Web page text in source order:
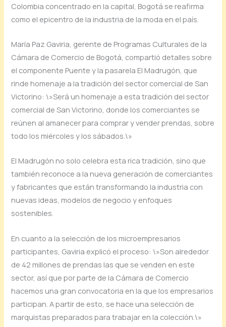
Colombia concentrado en la capital, Bogotá se reafirma
como el epicentro de la industria de la moda en el país.
María Paz Gaviria, gerente de Programas Culturales de la
Cámara de Comercio de Bogotá, compartió detalles sobre
el componente Puente y la pasarela El Madrugón, que
rinde homenaje a la tradición del sector comercial de San
Victorino: \»Será un homenaje a esta tradición del sector
comercial de San Victorino, donde los comerciantes se
reúnen al amanecer para comprar y vender prendas, sobre
todo los miércoles y los sábados.\»
El Madrugón no solo celebra esta rica tradición, sino que
también reconoce a la nueva generación de comerciantes
y fabricantes que están transformando la industria con
nuevas ideas, modelos de negocio y enfoques
sostenibles.
En cuanto a la selección de los microempresarios
participantes, Gaviria explicó el proceso: \»Son alrededor
de 42 millones de prendas las que se venden en este
sector, así que por parte de la Cámara de Comercio
hacemos una gran convocatoria en la que los empresarios
participan. A partir de esto, se hace una selección de
marquistas preparados para trabajar en la colección.\»